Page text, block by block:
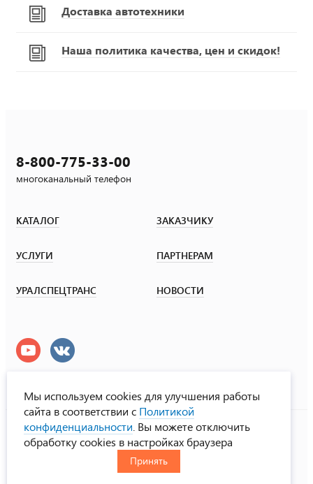
Доставка автотехники
Наша политика качества, цен и скидок!
8-800-775-33-00
многоканальный телефон
КАТАЛОГ ЗАКАЗЧИКУ
УСЛУГИ ПАРТНЕРАМ
УРАЛСПЕЦТРАНС НОВОСТИ
УралСпецТранс
© ООО «Урал СТ», 2000-2026
Политика конфиденциальности
CHN
Мы используем cookies для улучшения работы
сайта в соответствии с Политикой
конфиденциальности . Вы можете отключить
обработку cookies в настройках браузера
Принять